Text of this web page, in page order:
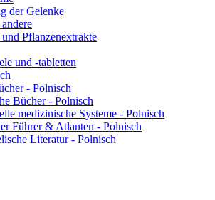
der Gelenke
Pflanzenextrakte
und -tabletten
- Polnisch
Bücher - Polnisch
medizinische Systeme - Polnisch
Führer & Atlanten - Polnisch
Literatur - Polnisch